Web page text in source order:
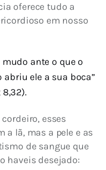
oferece tudo a
em nosso
mudo ante o que o
ele a sua boca”
8,32).
esses
a lã, mas a pele e as
de sangue que
haveis desejado: